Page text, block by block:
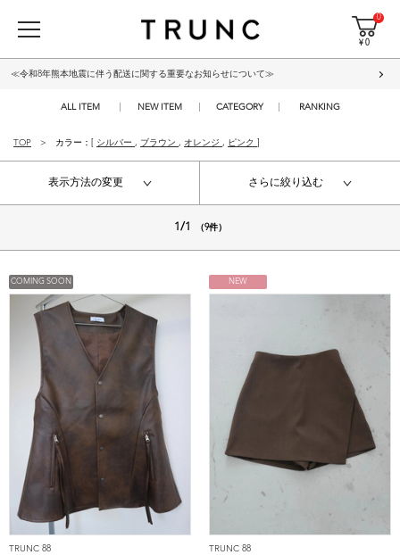
0
¥ 0
≪令和8年熊本地震に伴う配送に関する重要なお知らせについて≫
ALL ITEM NEW ITEM CATEGORY RANKING
TOP カラー：[ シルバー , ブラウン , オレンジ , ピンク
表示方法の変更 さらに絞り込む
1/1 （9件）
COMING SOON
TRUNC 88
NEW
TRUNC 88